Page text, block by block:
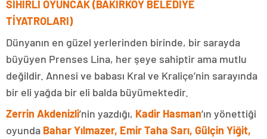
SİHİRLİ OYUNCAK (BAKIRKÖY BELEDİYE
TİYATROLARI)
Dünyanın en güzel yerlerinden birinde, bir sarayda
büyüyen Prenses Lina, her şeye sahiptir ama mutlu
değildir. Annesi ve babası Kral ve Kraliçe’nin sarayında
bir eli yağda bir eli balda büyümektedir.
Zerrin Akdenizli’nin yazdığı, Kadir Hasman’ın yönettiği
oyunda Bahar Yılmazer, Emir Taha Sarı, Gülçin Yiğit,